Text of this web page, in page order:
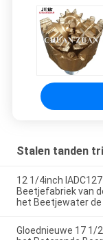
Stalen tanden
12 1/4inch
Beetjefabriek van
het Beetjewater
Gloednieuwe 17 1/